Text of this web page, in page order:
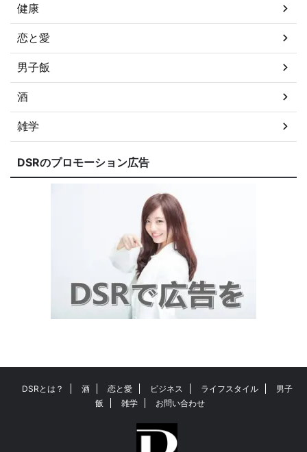
健康
恋と愛
男子飯
酒
雑学
DSRのプロモーション広告
DSRとは？ 酒 恋と愛 ビジネス ライフスタイル
男子
飯
雑学 お問い合わせ